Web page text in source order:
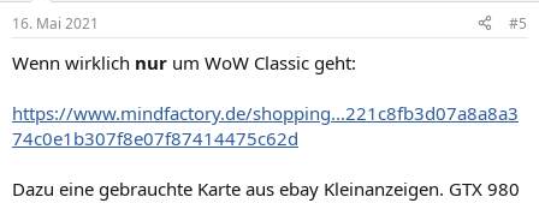
16. Mai 2021 #5
Wenn wirklich nur um WoW Classic geht:
https://www.mindfactory.de/shopping...221c8fb3d07a8a8a3
74c0e1b307f8e07f87414475c62d
Dazu eine gebrauchte Karte aus ebay Kleinanzeigen. GTX 980